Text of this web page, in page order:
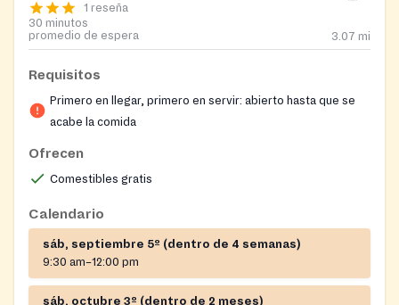
1 reseña
30 minutos
promedio de espera
3.07 mi
Requisitos
Primero en llegar, primero en servir: abierto hasta que se
acabe la comida
Ofrecen
Comestibles gratis
Calendario
sáb, septiembre 5º (dentro de 4 semanas)
9:30 am–12:00 pm
sáb, octubre 3º (dentro de 2 meses)